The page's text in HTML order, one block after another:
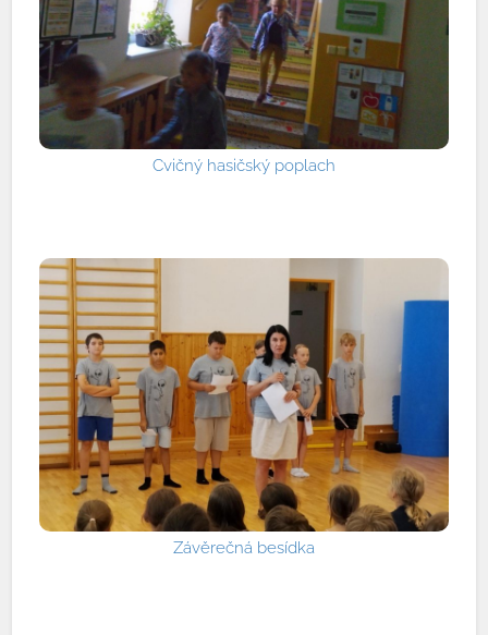
Cvičný hasičský poplach
Závěrečná besídka